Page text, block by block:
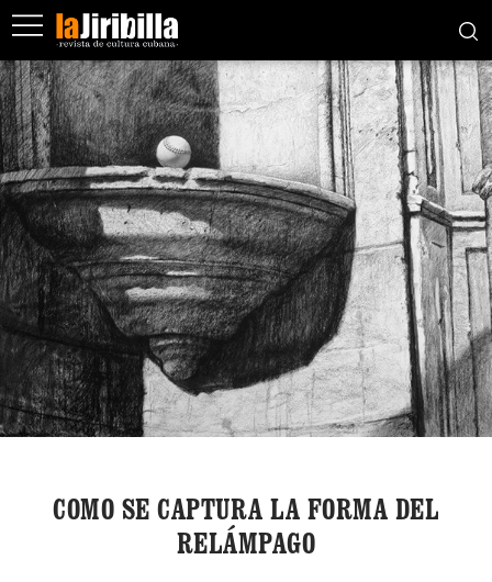
COMO SE CAPTURA LA FORMA DEL
RELÁMPAGO